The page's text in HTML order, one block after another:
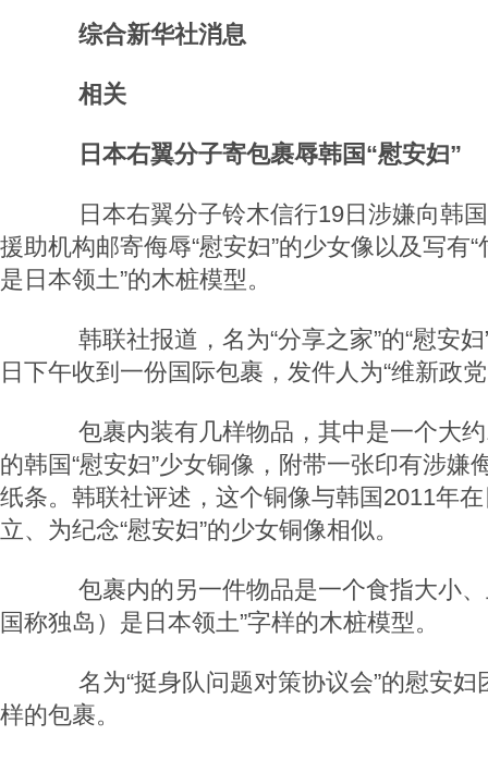
综合新华社消息
相关
日本右翼分子寄包裹辱韩国“慰安妇”
日本右翼分子铃木信行19日涉嫌向韩国
援助机构邮寄侮辱“慰安妇”的少女像以及写有
是日本领土”的木桩模型。
韩联社报道，名为“分享之家”的“慰安妇
日下午收到一份国际包裹，发件人为“维新政
包裹内装有几样物品，其中是一个大约
的韩国“慰安妇”少女铜像，附带一张印有涉嫌
纸条。韩联社评述，这个铜像与韩国2011年
立、为纪念“慰安妇”的少女铜像相似。
包裹内的另一件物品是一个食指大小、
国称独岛）是日本领土”字样的木桩模型。
名为“挺身队问题对策协议会”的慰安妇
样的包裹。